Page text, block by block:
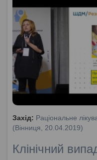
Захід: Раціональне
(Вінниця, 20.04.2019)
Клінічний